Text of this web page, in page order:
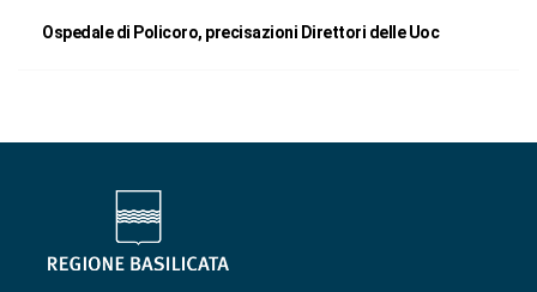
Ospedale di Policoro, precisazioni Direttori delle Uoc